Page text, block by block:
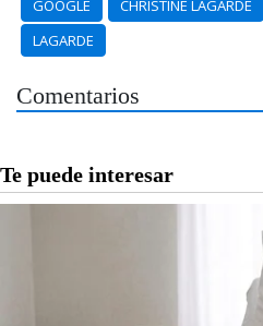
GOOGLE CHRISTINE LAGARDE
LAGARDE
Comentarios